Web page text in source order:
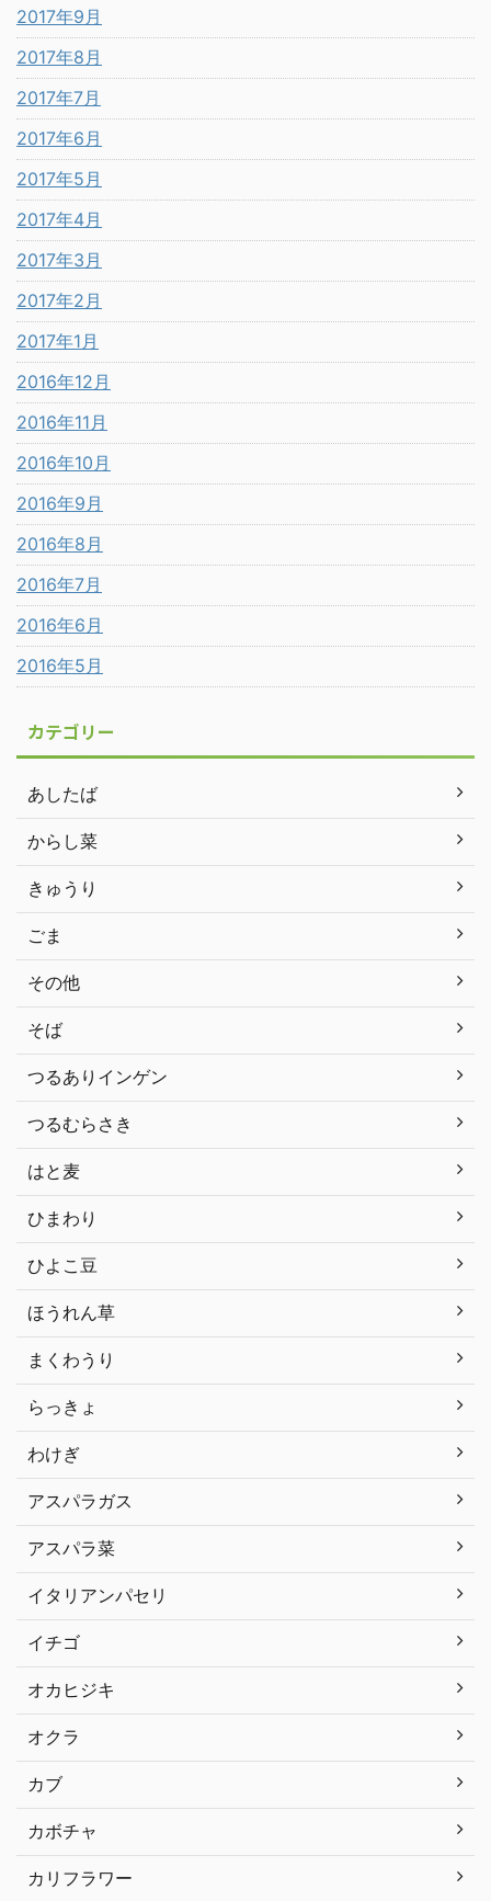
2017年9月
2017年8月
2017年7月
2017年6月
2017年5月
2017年4月
2017年3月
2017年2月
2017年1月
2016年12月
2016年11月
2016年10月
2016年9月
2016年8月
2016年7月
2016年6月
2016年5月
カテゴリー
あしたば
からし菜
きゅうり
ごま
その他
そば
つるありインゲン
つるむらさき
はと麦
ひまわり
ひよこ豆
ほうれん草
まくわうり
らっきょ
わけぎ
アスパラガス
アスパラ菜
イタリアンパセリ
イチゴ
オカヒジキ
オクラ
カブ
カボチャ
カリフラワー